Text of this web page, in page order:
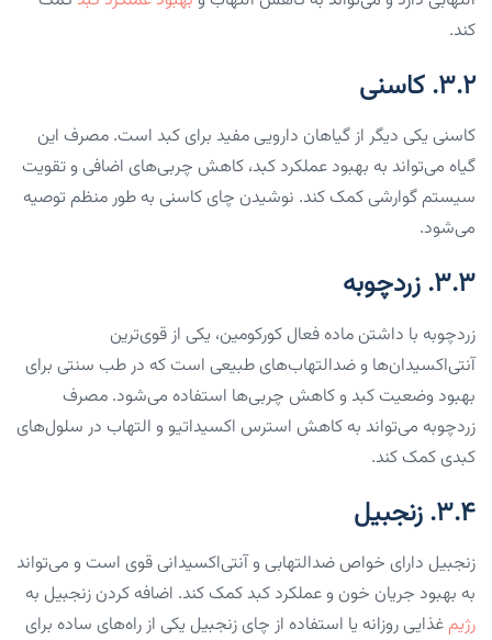
کند.
۳.۲. کاسنی
کاسنی یکی دیگر از گیاهان دارویی مفید برای کبد است. مصرف این
گیاه می‌تواند به بهبود عملکرد کبد، کاهش چربی‌های اضافی و تقویت
سیستم گوارشی کمک کند. نوشیدن چای کاسنی به طور منظم توصیه
می‌شود.
۳.۳. زردچوبه
زردچوبه با داشتن ماده فعال کورکومین، یکی از قوی‌ترین
آنتی‌اکسیدان‌ها و ضدالتهاب‌های طبیعی است که در طب سنتی برای
بهبود وضعیت کبد و کاهش چربی‌ها استفاده می‌شود. مصرف
زردچوبه می‌تواند به کاهش استرس اکسیداتیو و التهاب در سلول‌های
کبدی کمک کند.
۳.۴. زنجبیل
زنجبیل دارای خواص ضدالتهابی و آنتی‌اکسیدانی قوی است و می‌تواند
به بهبود جریان خون و عملکرد کبد کمک کند. اضافه کردن زنجبیل به
رژیم غذایی روزانه یا استفاده از چای زنجبیل یکی از راه‌های ساده برای